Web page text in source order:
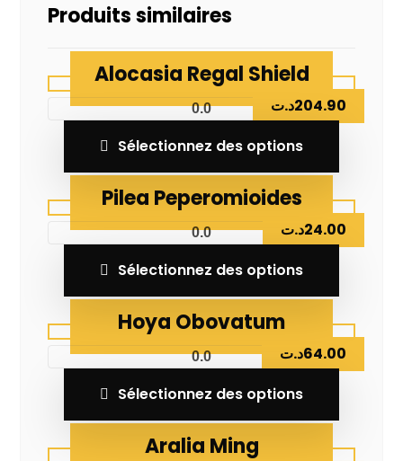
Produits similaires
Alocasia Regal Shield
0.0 204.90د.ت
Sélectionnez des options
Pilea Peperomioides
0.0 24.00د.ت
Sélectionnez des options
Hoya Obovatum
0.0 64.00د.ت
Sélectionnez des options
Aralia Ming